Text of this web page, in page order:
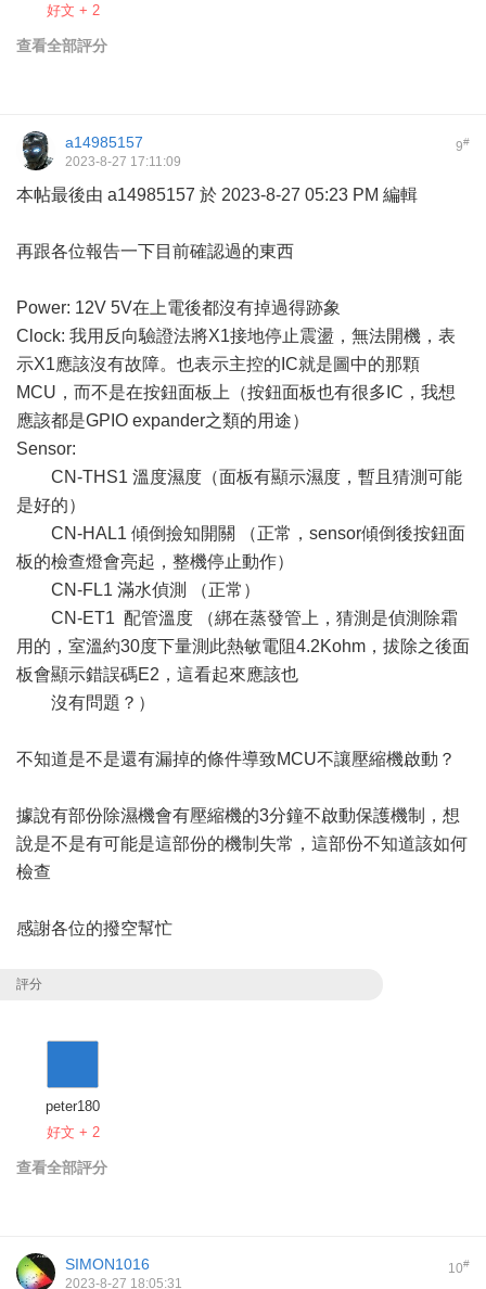
好文 + 2
查看全部評分
9#
a14985157
2023-8-27 17:11:09
本帖最後由 a14985157 於 2023-8-27 05:23 PM 編輯
再跟各位報告一下目前確認過的東西
Power: 12V 5V在上電後都沒有掉過得跡象
Clock: 我用反向驗證法將X1接地停止震盪，無法開機，表
示X1應該沒有故障。也表示主控的IC就是圖中的那顆
MCU，而不是在按鈕面板上（按鈕面板也有很多IC，我想
應該都是GPIO expander之類的用途）
Sensor:
CN-THS1 溫度濕度（面板有顯示濕度，暫且猜測可能
是好的）
CN-HAL1 傾倒撿知開關 （正常，sensor傾倒後按鈕面
板的檢查燈會亮起，整機停止動作）
CN-FL1 滿水偵測 （正常）
CN-ET1 配管溫度 （綁在蒸發管上，猜測是偵測除霜
用的，室溫約30度下量測此熱敏電阻4.2Kohm，拔除之後面
板會顯示錯誤碼E2，這看起來應該也
沒有問題？）
不知道是不是還有漏掉的條件導致MCU不讓壓縮機啟動？
據說有部份除濕機會有壓縮機的3分鐘不啟動保護機制，想
說是不是有可能是這部份的機制失常，這部份不知道該如何
檢查
感謝各位的撥空幫忙
評分
peter180
好文 + 2
查看全部評分
10#
SIMON1016
2023-8-27 18:05:31